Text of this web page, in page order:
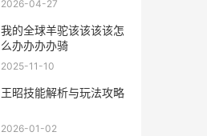
2026-04-27
我的全球羊驼该该该该怎
么办办办办骑
2025-11-10
王昭技能解析与玩法攻略
2026-01-02